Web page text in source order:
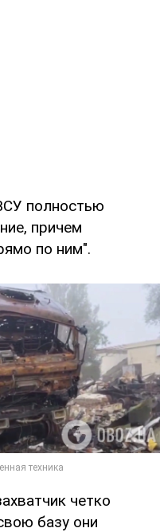
полностью
причем
по ним".
четко
базу они